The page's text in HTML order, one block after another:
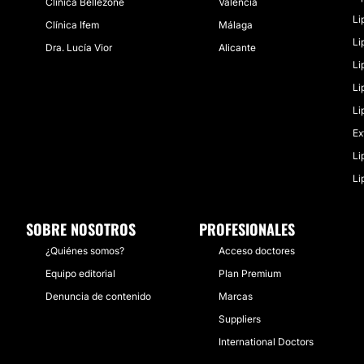
Clínica Ifem
Dra. Lucía Vior
Málaga
Alicante
SOBRE NOSOTROS
¿Quiénes somos?
Equipo editorial
Denuncia de contenido
PROFESIONALES
Acceso doctores
Plan Premium
Marcas
Suppliers
International Doctors